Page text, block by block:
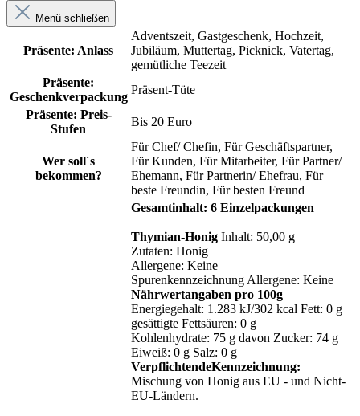
Menü schließen
Präsente: Anlass
Adventszeit, Gastgeschenk, Hochzeit,
Jubiläum, Muttertag, Picknick, Vatertag,
gemütliche Teezeit
Präsente:
Geschenkverpackung
Präsent-Tüte
Präsente: Preis-
Stufen
Bis 20 Euro
Wer soll´s
bekommen?
Für Chef/ Chefin, Für Geschäftspartner,
Für Kunden, Für Mitarbeiter, Für Partner/
Ehemann, Für Partnerin/ Ehefrau, Für
beste Freundin, Für besten Freund
Gesamtinhalt: 6 Einzelpackungen
Thymian-Honig Inhalt: 50,00 g
Zutaten: Honig
Allergene: Keine
Spurenkennzeichnung Allergene: Keine
Nährwertangaben pro 100g
Energiegehalt: 1.283 kJ/302 kcal Fett: 0 g
gesättigte Fettsäuren: 0 g
Kohlenhydrate: 75 g davon Zucker: 74 g
Eiweiß: 0 g Salz: 0 g
VerpflichtendeKennzeichnung:
Mischung von Honig aus EU - und Nicht-
EU-Ländern.